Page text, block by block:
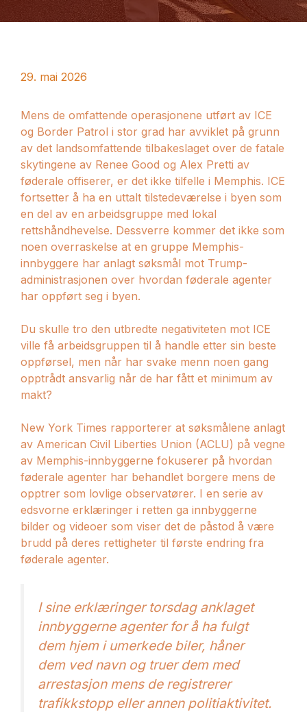
29. mai 2026
Mens de omfattende operasjonene utført av ICE
og Border Patrol i stor grad har avviklet på grunn
av det landsomfattende tilbakeslaget over de fatale
skytingene av Renee Good og Alex Pretti av
føderale offiserer, er det ikke tilfelle i Memphis. ICE
fortsetter å ha en uttalt tilstedeværelse i byen som
en del av en arbeidsgruppe med lokal
rettshåndhevelse. Dessverre kommer det ikke som
noen overraskelse at en gruppe Memphis-
innbyggere har anlagt søksmål mot Trump-
administrasjonen over hvordan føderale agenter
har oppført seg i byen.
Du skulle tro den utbredte negativiteten mot ICE
ville få arbeidsgruppen til å handle etter sin beste
oppførsel, men når har svake menn noen gang
opptrådt ansvarlig når de har fått et minimum av
makt?
New York Times rapporterer at søksmålene anlagt
av American Civil Liberties Union (ACLU) på vegne
av Memphis-innbyggerne fokuserer på hvordan
føderale agenter har behandlet borgere mens de
opptrer som lovlige observatører. I en serie av
edsvorne erklæringer i retten ga innbyggerne
bilder og videoer som viser det de påstod å være
brudd på deres rettigheter til første endring fra
føderale agenter.
I sine erklæringer torsdag anklaget
innbyggerne agenter for å ha fulgt
dem hjem i umerkede biler, håner
dem ved navnog truer dem med
arrestasjon mens de registrerer
trafikkstopp eller annen politiaktivitet.